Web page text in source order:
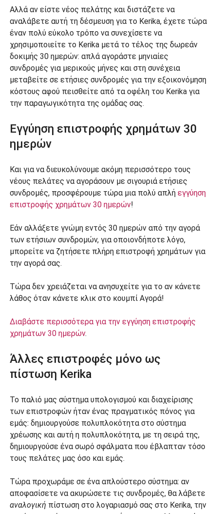
Αλλά αν είστε νέος πελάτης και διστάζετε να
αναλάβετε αυτή τη δέσμευση για το Kerika, έχετε τώρα
έναν πολύ εύκολο τρόπο να συνεχίσετε να
χρησιμοποιείτε το Kerika μετά το τέλος της δωρεάν
δοκιμής 30 ημερών: απλά αγοράστε μηνιαίες
συνδρομές για μερικούς μήνες και στη συνέχεια
μεταβείτε σε ετήσιες συνδρομές για την εξοικονόμηση
κόστους αφού πεισθείτε από τα οφέλη του Kerika για
την παραγωγικότητα της ομάδας σας.
Εγγύηση επιστροφής χρημάτων 30
ημερών
Και για να διευκολύνουμε ακόμη περισσότερο τους
νέους πελάτες να αγοράσουν με σιγουριά ετήσιες
συνδρομές, προσφέρουμε τώρα μια πολύ απλή εγγύηση
επιστροφής χρημάτων 30 ημερών!
Εάν αλλάξετε γνώμη εντός 30 ημερών από την αγορά
των ετήσιων συνδρομών, για οποιονδήποτε λόγο,
μπορείτε να ζητήσετε πλήρη επιστροφή χρημάτων για
την αγορά σας.
Τώρα δεν χρειάζεται να ανησυχείτε για το αν κάνετε
λάθος όταν κάνετε κλικ στο κουμπί Αγορά!
Διαβάστε περισσότερα για την εγγύηση επιστροφής
χρημάτων 30 ημερών.
Άλλες επιστροφές μόνο ως
πίστωση Kerika
Το παλιό μας σύστημα υπολογισμού και διαχείρισης
των επιστροφών ήταν ένας πραγματικός πόνος για
εμάς: δημιουργούσε πολυπλοκότητα στο σύστημα
χρέωσης και αυτή η πολυπλοκότητα, με τη σειρά της,
δημιουργούσε ένα σωρό σφάλματα που έβλαπταν τόσο
τους πελάτες μας όσο και εμάς.
Τώρα προχωράμε σε ένα απλούστερο σύστημα: αν
αποφασίσετε να ακυρώσετε τις συνδρομές, θα λάβετε
αναλογική πίστωση στο λογαριασμό σας στο Kerika, την